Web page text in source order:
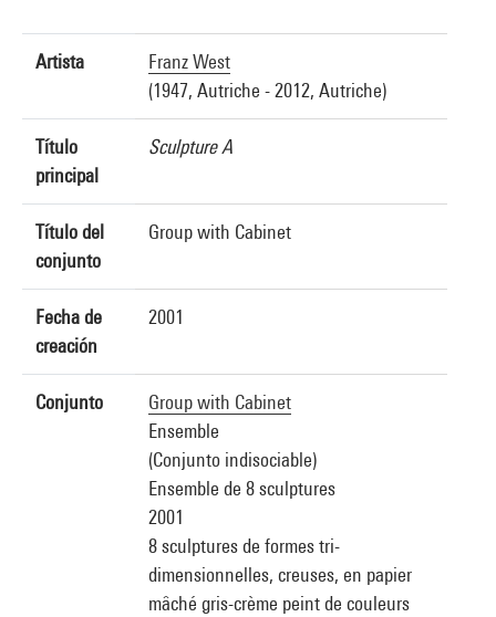
Artista
Franz West
(1947, Autriche - 2012, Autriche)
Título
principal
Sculpture A
Título del
conjunto
Group with Cabinet
Fecha de
creación
2001
Conjunto
Group with Cabinet
Ensemble
(Conjunto indisociable)
Ensemble de 8 sculptures
2001
8 sculptures de formes tri-
dimensionnelles, creuses, en papier
mâché gris-crème peint de couleurs